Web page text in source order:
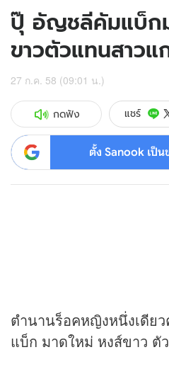
ปุ๊ อัญชลีคัมแบ็ก
ขาวตัวแทนสาวแ
27 ก.ค. 58 (09:01 น.)
กดฟัง แชร์
ตั้ง Sanook เป็น
ตำนานร็อคหญิงหนึ่งเดีย
แบ็ก มาดใหม่ หงส์ขาว ตั